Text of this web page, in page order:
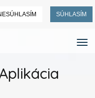
SÚHLASÍM